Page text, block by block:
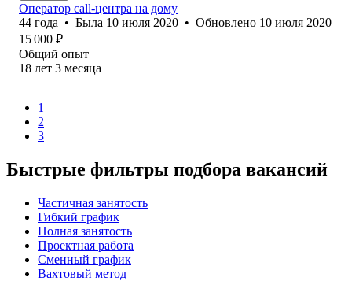
Оператор call-центра на дому
44 года • Была 10 июля 2020 • Обновлено 10 июля 2020
15 000 ₽
Общий опыт
18 лет 3 месяца
1
2
3
Быстрые фильтры подбора вакансий
Частичная занятость
Гибкий график
Полная занятость
Проектная работа
Сменный график
Вахтовый метод